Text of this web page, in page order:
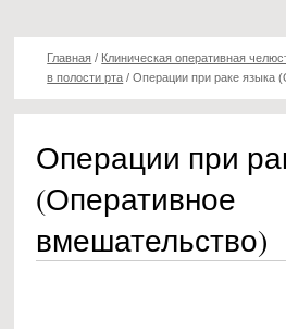
Главная / Клиническая оперативная
в полости рта /Операции при раке языка
Операции при
(Оперативное
вмешательство)